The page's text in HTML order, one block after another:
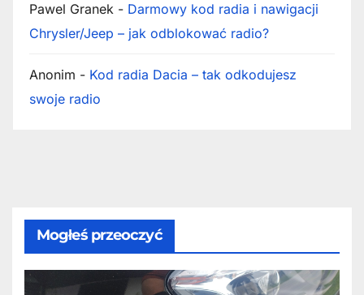
Pawel Granek - Darmowy kod radia i nawigacji
Chrysler/Jeep – jak odblokować radio?
Anonim - Kod radia Dacia – tak odkodujesz
swoje radio
Mogłeś przeoczyć